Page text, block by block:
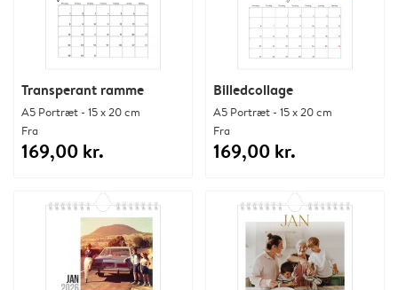
Transperant ramme
A5 Portræt - 15 x 20 cm
Fra
169,00 kr.
Billedcollage
A5 Portræt - 15 x 20 cm
Fra
169,00 kr.